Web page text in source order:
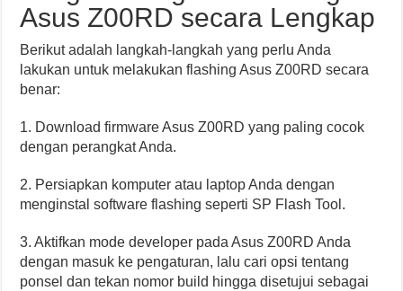
Asus Z00RD secara Lengkap
Berikut adalah langkah-langkah yang perlu Anda
lakukan untuk melakukan flashing Asus Z00RD secara
benar:
1. Download firmware Asus Z00RD yang paling cocok
dengan perangkat Anda.
2. Persiapkan komputer atau laptop Anda dengan
menginstal software flashing seperti SP Flash Tool.
3. Aktifkan mode developer pada Asus Z00RD Anda
dengan masuk ke pengaturan, lalu cari opsi tentang
ponsel dan tekan nomor build hingga disetujui sebagai